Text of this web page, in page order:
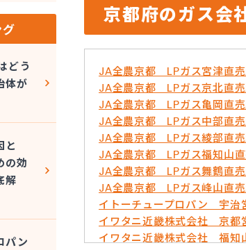
京都府のガス会
JA全農京都 LPガス宮津直
JA全農京都 LPガス京北直
JA全農京都 LPガス亀岡直
JA全農京都 LPガス中部直
JA全農京都 LPガス綾部直
JA全農京都 LPガス福知山
JA全農京都 LPガス舞鶴直
JA全農京都 LPガス峰山直
イトーチュープロパン 宇治
イワタニ近畿株式会社 京都
イワタニ近畿株式会社 福知
どう
体が
と
の効
解
パン